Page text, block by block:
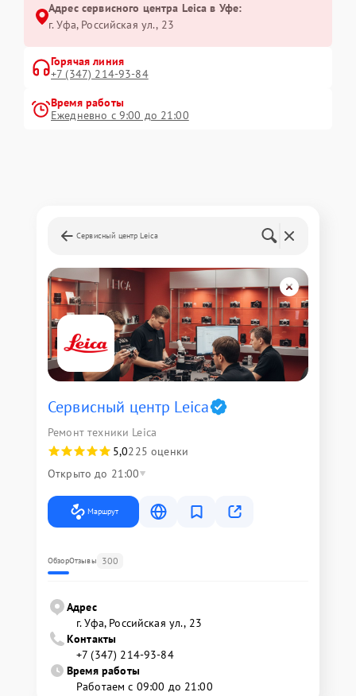
Адрес сервисного центра Leica в Уфе:
г. Уфа, Российская ул., 23
Горячая линия
+7 (347) 214-93-84
Время работы
Ежедневно с 9:00 до 21:00
Сервисный центр Leica
Сервисный центр Leica
Ремонт техники Leica
5,0225 оценки
Открыто до 21:00
Маршрут
ОбзорОтзывы 300
Адрес
г. Уфа, Российская ул., 23
Контакты
+7 (347) 214-93-84
Время работы
Работаем с 09:00 до 21:00